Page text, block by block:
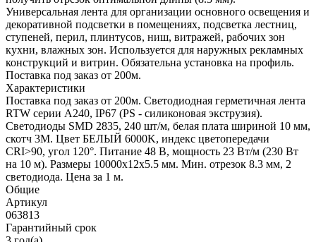
Универсальная лента для организации основного освещения и
декоративной подсветки в помещениях, подсветка лестниц,
ступеней, перил, плинтусов, ниш, витражей, рабочих зон
кухни, влажных зон. Используется для наружных рекламных
конструкций и витрин. Обязательна установка на профиль.
Поставка под заказ от 200м.
Характеристики
Поставка под заказ от 200м. Светодиодная герметичная лента
RTW серии A240, IP67 (PS - силиконовая экструзия).
Светодиоды SMD 2835, 240 шт/м, белая плата шириной 10 мм,
скотч 3M. Цвет БЕЛЫЙ 6000K, индекс цветопередачи
CRI>90, угол 120°. Питание 48 В, мощность 23 Вт/м (230 Вт
на 10 м). Размеры 10000x12x5.5 мм. Мин. отрезок 8.3 мм, 2
светодиода. Цена за 1 м.
Общие
Артикул
063813
Гарантийный срок